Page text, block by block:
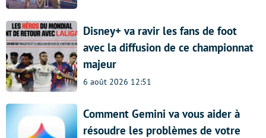
Disney+ va ravir les fans de foot
avec la diffusion de ce championnat
majeur
6 août 2026 12:51
Comment Gemini va vous aider à
résoudre les problèmes de votre